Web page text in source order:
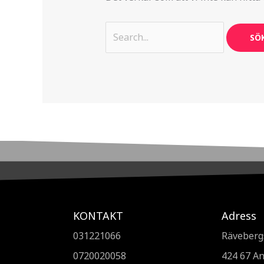
KONTAKT
031221066
0720020058
Adress
424 67